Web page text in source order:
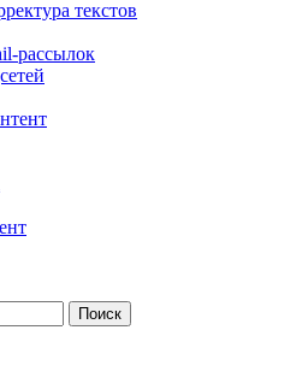
текстов
рассылок